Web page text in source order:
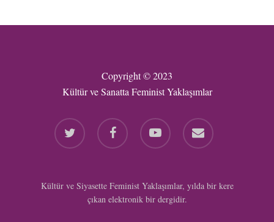
Copyright © 2023
Kültür ve Sanatta Feminist Yaklaşımlar
twitter facebook youtube email
Kültür ve Siyasette Feminist Yaklaşımlar, yılda bir kere
çıkan elektronik bir dergidir.